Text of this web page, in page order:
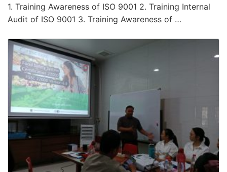
1. Training Awareness of ISO 9001 2. Training Internal
Audit of ISO 9001 3. Training Awareness of …